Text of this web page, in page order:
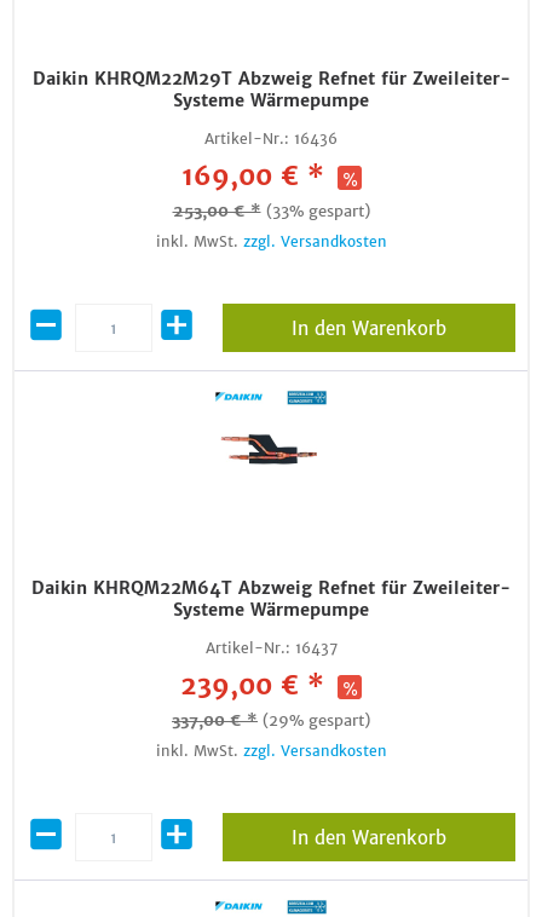
Daikin KHRQM22M29T Abzweig Refnet für Zweileiter-
Systeme Wärmepumpe
Artikel-Nr.: 16436
169,00 € *
253,00 € * (33% gespart)
inkl. MwSt. zzgl. Versandkosten
In den Warenkorb
Daikin KHRQM22M64T Abzweig Refnet für Zweileiter-
Systeme Wärmepumpe
Artikel-Nr.: 16437
239,00 € *
337,00 € * (29% gespart)
inkl. MwSt. zzgl. Versandkosten
In den Warenkorb